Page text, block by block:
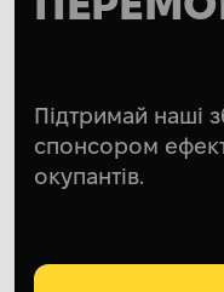
Підтримай наші
спонсором
окупантів.